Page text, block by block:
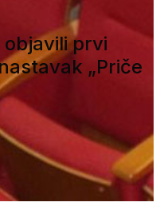
objavili prvi
„Priče